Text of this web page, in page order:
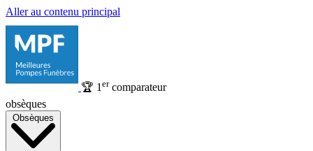
Aller au contenu principal
🏆 1 ercomparateur
obsèques
Obsèques